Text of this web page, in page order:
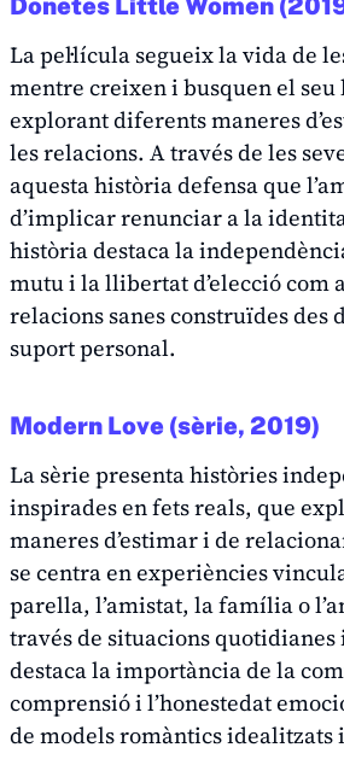
Donetes Little Women
La pel·lícula segueix la vida de
mentre creixen i busquen el seu
explorant diferents maneres
les relacions. A través de les
aquesta història defensa que
d’implicar renunciar a la
història destaca la
mutu i la llibertat d’elecció com
relacions sanes construïdes des
suport personal.
Modern Love (sèrie, 2019)
La sèrie presenta històries
inspirades en fets reals, que
maneres d’estimar i de
se centra en experiències
parella, l’amistat, la família o
través de situacions
destaca la importància de la
comprensió i l’honestedat
de models romàntics idealitzats